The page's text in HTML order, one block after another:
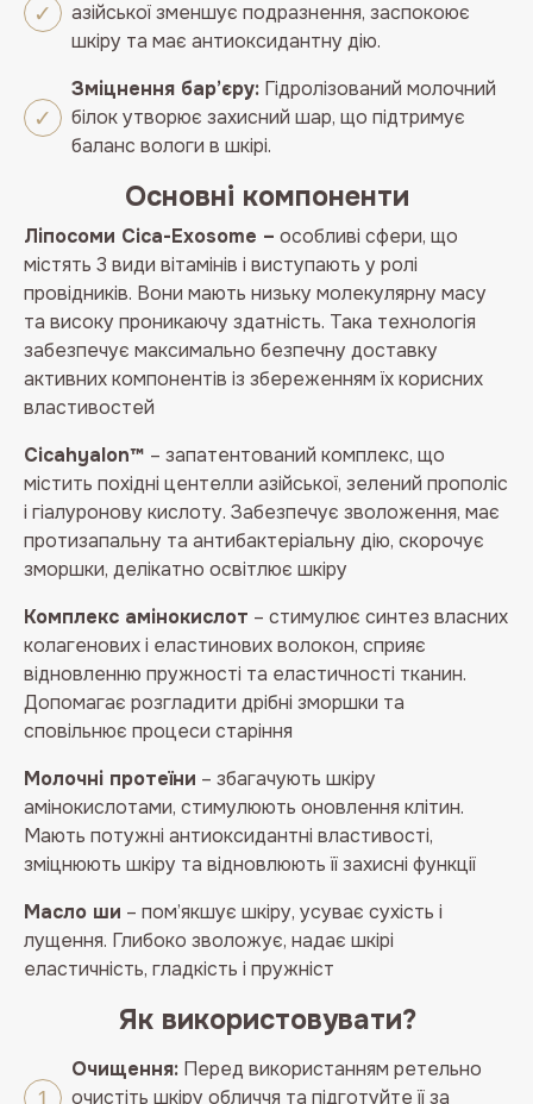
азійської зменшує подразнення, заспокоює
шкіру та має антиоксидантну дію.
Зміцнення бар’єру: Гідролізований молочний
білок утворює захисний шар, що підтримує
баланс вологи в шкірі.
Основні компоненти
Ліпосоми Cica-Exosome – особливі сфери, що
містять 3 види вітамінів і виступають у ролі
провідників. Вони мають низьку молекулярну масу
та високу проникаючу здатність. Така технологія
забезпечує максимально безпечну доставку
активних компонентів із збереженням їх корисних
властивостей
Cicahyalon™ – запатентований комплекс, що
містить похідні центелли азійської, зелений прополіс
і гіалуронову кислоту. Забезпечує зволоження, має
протизапальну та антибактеріальну дію, скорочує
зморшки, делікатно освітлює шкіру
Комплекс амінокислот – стимулює синтез власних
колагенових і еластинових волокон, сприяє
відновленню пружності та еластичності тканин.
Допомагає розгладити дрібні зморшки та
сповільнює процеси старіння
Молочні протеїни – збагачують шкіру
амінокислотами, стимулюють оновлення клітин.
Мають потужні антиоксидантні властивості,
зміцнюють шкіру та відновлюють її захисні функції
Масло ши – пом’якшує шкіру, усуває сухість і
лущення. Глибоко зволожує, надає шкірі
еластичність, гладкість і пружніст
Як використовувати?
Очищення: Перед використанням ретельно
очистіть шкіру обличчя та підготуйте її за